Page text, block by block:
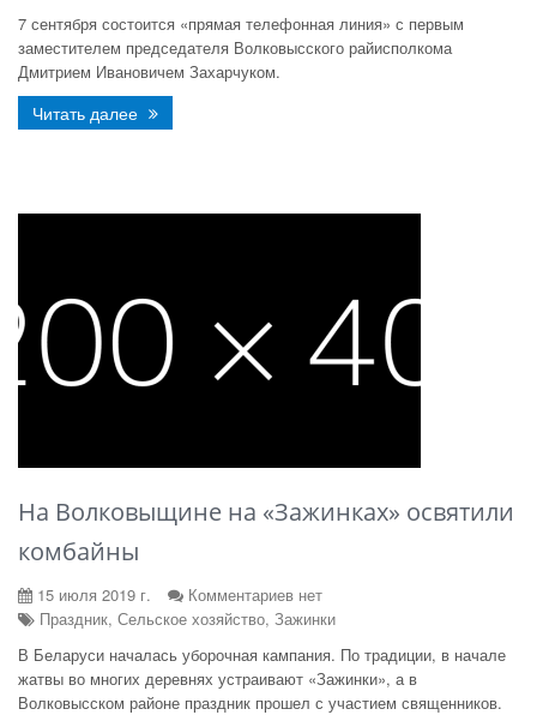
7 сентября состоится «прямая телефонная линия» с первым
заместителем председателя Волковысского райисполкома
Дмитрием Ивановичем Захарчуком.
Читать далее
На Волковыщине на «Зажинках» освятили
комбайны
15 июля 2019 г.
Комментариев нет
Праздник, Сельское хозяйство, Зажинки
В Беларуси началась уборочная кампания. По традиции, в начале
жатвы во многих деревнях устраивают «Зажинки», а в
Волковысском районе праздник прошел с участием священников.